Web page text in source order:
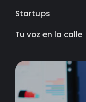
Startups
Tu voz en la calle